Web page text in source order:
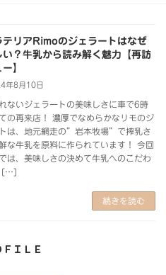
テリアRimoのジェラートはなぜ
い？牛乳から読み解く魅力【再訪
】
年8月10日
ないジェラートの美味しさに車で6時
の再来店！ 濃厚でなめらかなリモのジ
は、地元網走の”岩本牧場”で搾乳さ
な牛乳を原料に作られています！ 今回
は、美味しさの決めて牛乳へのこだわ
[…]
続きを読む
ＦＩＬＥ